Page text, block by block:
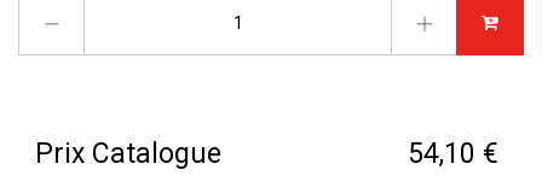
Prix Catalogue 54,10 €